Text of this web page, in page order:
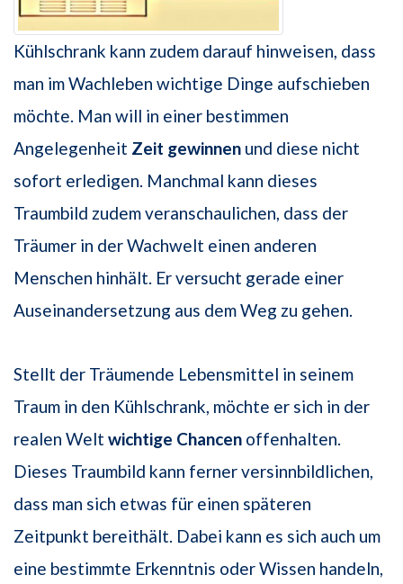
Kühlschrank kann zudem darauf hinweisen, dass
man im Wachleben wichtige Dinge aufschieben
möchte. Man will in einer bestimmen
Angelegenheit Zeit gewinnen und diese nicht
sofort erledigen. Manchmal kann dieses
Traumbild zudem veranschaulichen, dass der
Träumer in der Wachwelt einen anderen
Menschen hinhält. Er versucht gerade einer
Auseinandersetzung aus dem Weg zu gehen.
Stellt der Träumende Lebensmittel in seinem
Traum in den Kühlschrank, möchte er sich in der
realen Welt wichtige Chancen offenhalten.
Dieses Traumbild kann ferner versinnbildlichen,
dass man sich etwas für einen späteren
Zeitpunkt bereithält. Dabei kann es sich auch um
eine bestimmte Erkenntnis oder Wissen handeln,